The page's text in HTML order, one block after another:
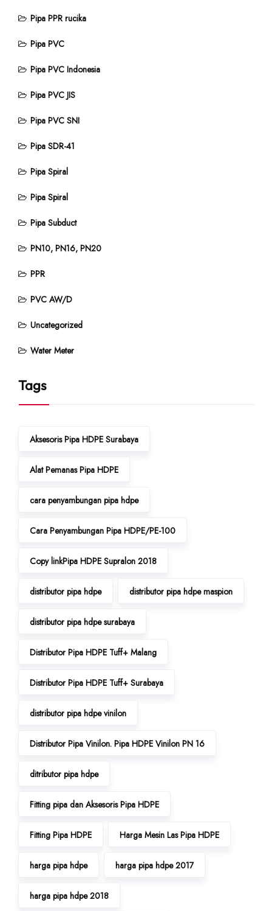
Pipa PPR rucika
Pipa PVC
Pipa PVC Indonesia
Pipa PVC JIS
Pipa PVC SNI
Pipa SDR-41
Pipa Spiral
Pipa Spiral
Pipa Subduct
PN10, PN16, PN20
PPR
PVC AW/D
Uncategorized
Water Meter
Tags
Aksesoris Pipa HDPE Surabaya
Alat Pemanas Pipa HDPE
cara penyambungan pipa hdpe
Cara Penyambungan Pipa HDPE/PE-100
Copy linkPipa HDPE Supralon 2018
distributor pipa hdpe distributor pipa hdpe maspion
distributor pipa hdpe surabaya
Distributor Pipa HDPE Tuff+ Malang
Distributor Pipa HDPE Tuff+ Surabaya
distributor pipa hdpe vinilon
Distributor Pipa Vinilon. Pipa HDPE Vinilon PN 16
ditributor pipa hdpe
Fitting pipa dan Aksesoris Pipa HDPE
Fitting Pipa HDPE Harga Mesin Las Pipa HDPE
harga pipa hdpe harga pipa hdpe 2017
harga pipa hdpe 2018